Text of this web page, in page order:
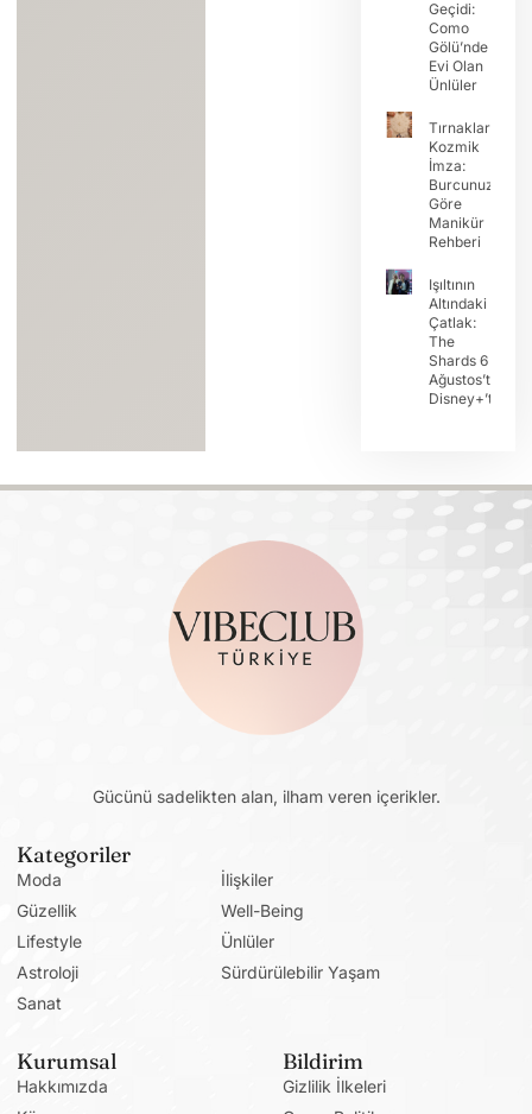
Geçidi:
Como
Gölü’nde
Evi Olan
Ünlüler
Tırnaklarda
Kozmik
İmza:
Burcunuza
Göre
Manikür
Rehberi
Işıltının
Altındaki
Çatlak:
The
Shards 6
Ağustos’ta
Disney+’ta
Gücünü sadelikten alan, ilham veren içerikler.
Kategoriler
Moda
Güzellik
Lifestyle
Astroloji
Sanat
İlişkiler
Well-Being
Ünlüler
Sürdürülebilir Yaşam
Kurumsal
Hakkımızda
Bildirim
Gizlilik İlkeleri